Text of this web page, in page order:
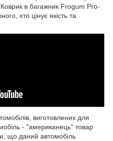
в багажник Frogum Pro-
хто цінує якість та
виготовлених для
- "американець" товар
що даний автомобіль